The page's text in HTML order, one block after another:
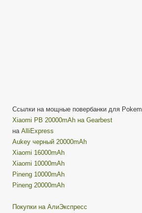
Ссылки на мощные повербанки для
Xiaomi PB 20000mAh на Gearbest
на AlliExpress
Aukey черный 20000mAh
Xiaomi 16000mAh
Xiaomi 10000mAh
Pineng 10000mAh
Pineng 20000mAh
Покупки на АлиЭкспресс